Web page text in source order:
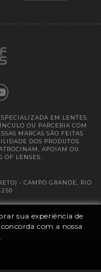
sua experiência de
com a nossa
EM LENTES
OU PARCERIA COM
MARCAS SÃO FEITAS
DOS PRODUTOS.
APOIAM OU
OF LENSES.
- CAMPO GRANDE, RIO
250
E DISTRIBUIÇÃO DE
/ 0001-42